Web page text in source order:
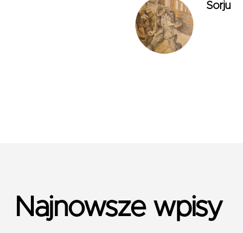
Sorju
Najnowsze wpisy